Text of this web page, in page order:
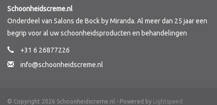
Schoonheidscreme.nl
Onderdeel van Salons de Bock by Miranda. Al meer dan 25 jaar een
begrip voor al uw schoonheidsproducten en behandelingen
+31 6 26877226
info@schoonheidscreme.nl
© Copyright 2026 Schoonheidscreme.nl - Powered by Lightspeed